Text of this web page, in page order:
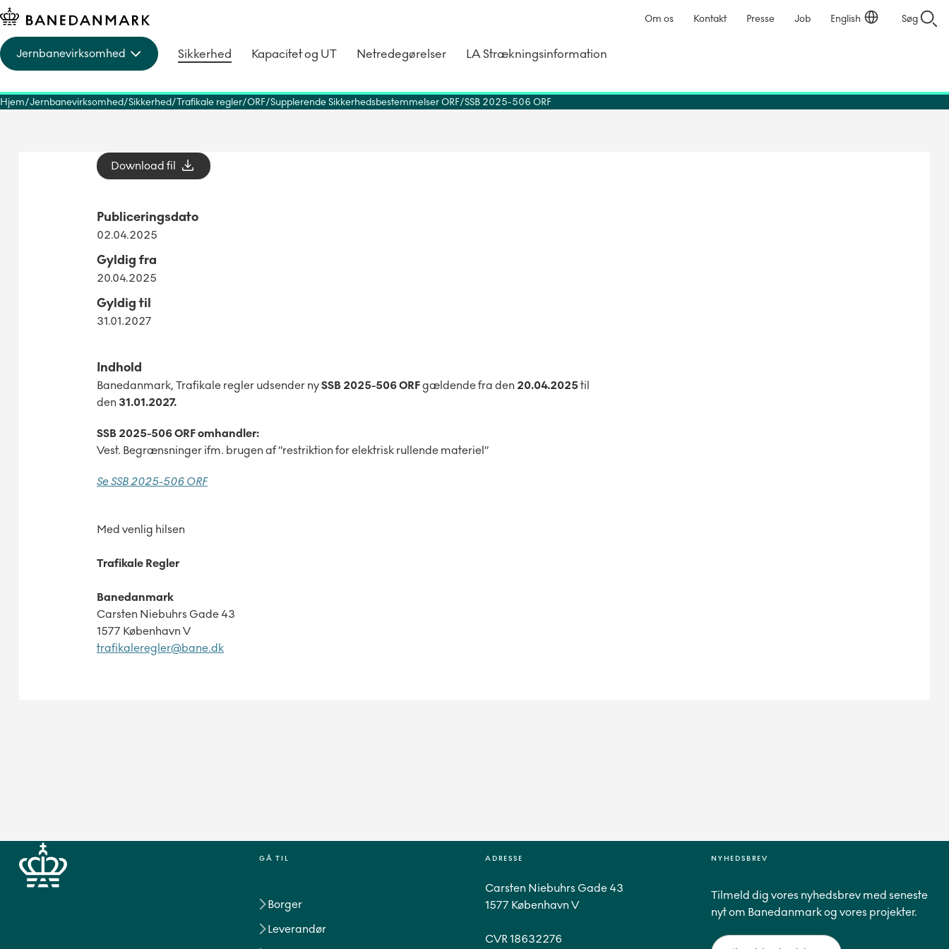
Jernbanevirksomhed Sikkerhed Kapacitet og UT Netredegørelser LA Strækningsinformation
Om os Kontakt Presse Job English Søg
Hjem Jernbanevirksomhed Sikkerhed Trafikale regler ORF Supplerende Sikkerhedsbestemmelser ORF SSB 2025-506 ORF
Download fil
Publiceringsdato
02.04.2025
Gyldig fra
20.04.2025
Gyldig til
31.01.2027
Indhold
Banedanmark, Trafikale regler udsender nySSB 2025-506 ORFgældende fra den 20.04.2025til
den 31.01.2027.
SSB 2025-506 ORF omhandler:
Vest. Begrænsninger ifm. brugen af ”restriktion for elektrisk rullende materiel”
Se SSB 2025-506 ORF
Med venlig hilsen
Trafikale Regler
Banedanmark
Carsten Niebuhrs Gade 43
1577 København V
trafikaleregler@bane.dk
GÅ TIL
Borger
Leverandør
ADRESSE
Carsten Niebuhrs Gade 43
1577 København V
CVR 18632276
NYHEDSBREV
Tilmeld dig vores nyhedsbrev med seneste
nyt om Banedanmark og vores projekter.